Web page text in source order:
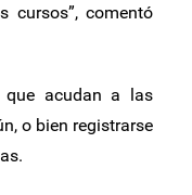
cursos”, comentó
acudan a las
o bien registrarse